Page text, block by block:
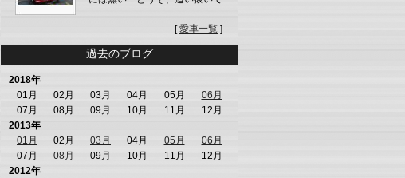
[愛車一覧 ]
過去のブログ
2018年
01月
02月 03月 04月 05月
06月
07月
08月 09月 10月 11月
12月
2013年
01月
02月 03月 04月 05月
06月
07月
08月 09月 10月 11月
12月
2012年